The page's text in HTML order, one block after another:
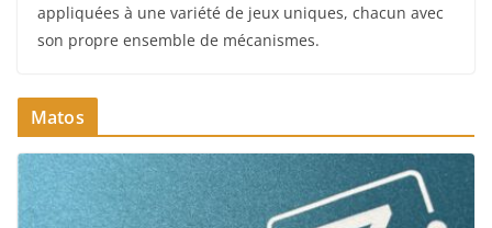
appliquées à une variété de jeux uniques, chacun avec
son propre ensemble de mécanismes.
Matos